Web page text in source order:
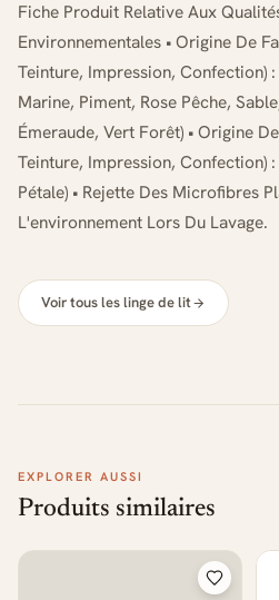
Fiche Produit Relative Aux
Environnementales • Origine De
Teinture, Impression, Confection)
Marine, Piment, Rose Pêche,
Émeraude, Vert Forêt) • Origine
Teinture, Impression, Confection)
Pétale) • Rejette Des Microfibres
L'environnement Lors Du Lavage.
Voir tous les linge de lit
EXPLORER AUSSI
Produits similaires